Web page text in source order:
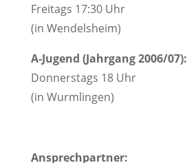
Freitags 17:30 Uhr
(in Wendelsheim)
A-Jugend (Jahrgang 2006/07):
Donnerstags 18 Uhr
(in Wurmlingen)
Ansprechpartner: